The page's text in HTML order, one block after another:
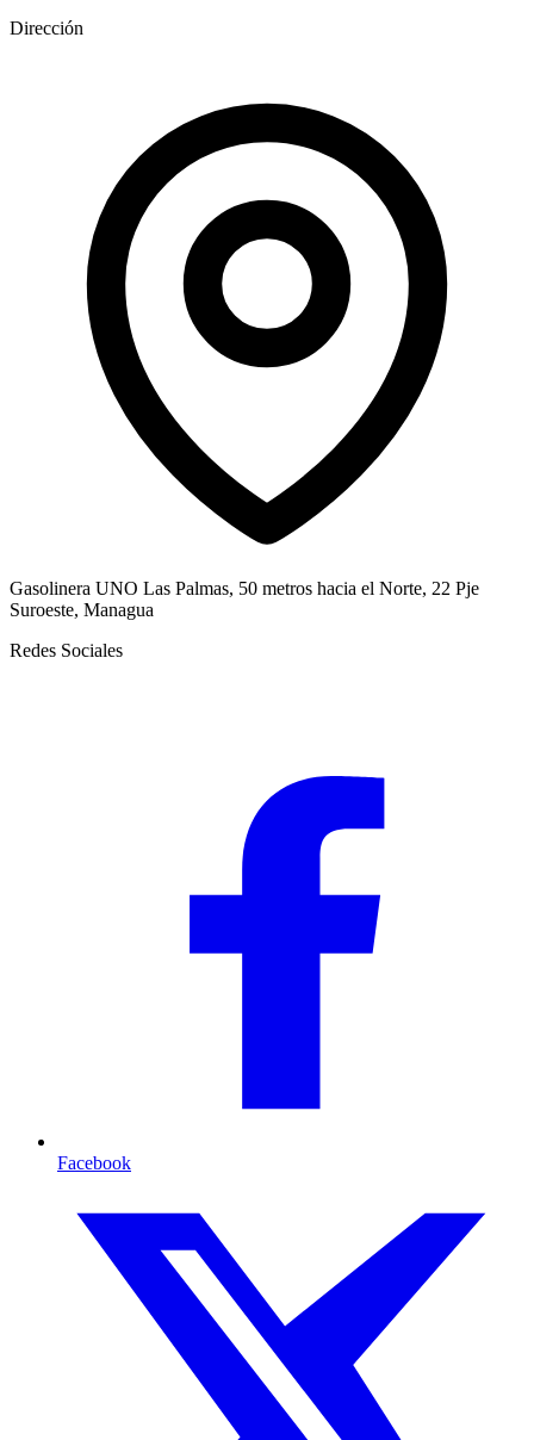
Dirección
Gasolinera UNO Las Palmas, 50 metros hacia el Norte, 22 Pje
Suroeste, Managua
Redes Sociales
Facebook